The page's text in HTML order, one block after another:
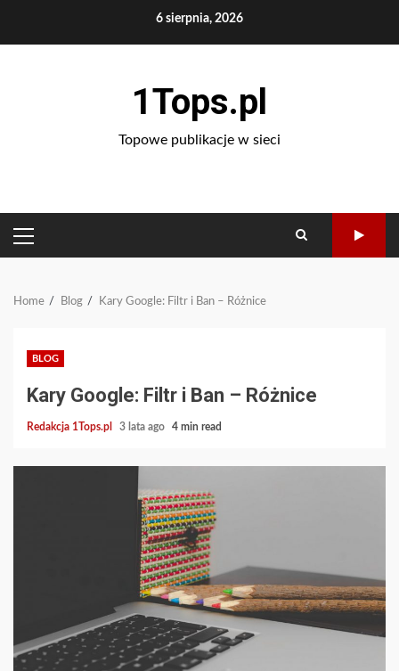
6 sierpnia, 2026
1Tops.pl
Topowe publikacje w sieci
PRIMARY
MENU
Home Blog Kary Google: Filtr i Ban – Różnice
BLOG
Kary Google: Filtr i Ban – Różnice
Redakcja 1Tops.pl 3 lata ago 4 min read